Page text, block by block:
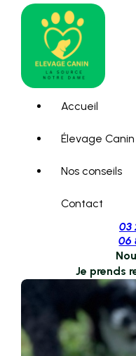
Accueil
Élevage
Nos conseils
Contact
03
06
Je prends
Panneau de gestion des